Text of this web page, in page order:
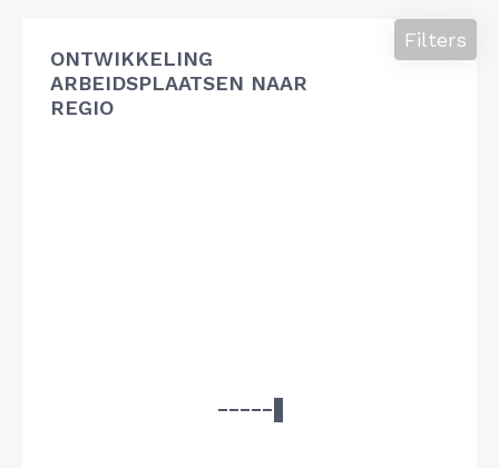
ONTWIKKELING
ARBEIDSPLAATSEN NAAR
REGIO
Filters